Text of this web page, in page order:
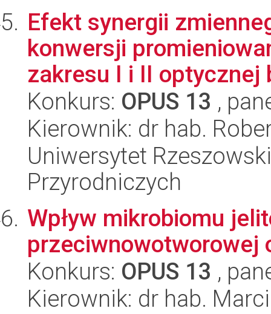
Efekt synergii
konwersji
zakresu I i II optycznej
Konkurs: OPUS 13 ,
Kierownik: dr hab.
Uniwersytet
Przyrodniczych
Wpływ mikrobiomu
przeciwnowotworowej
Konkurs: OPUS 13 ,
Kierownik: dr hab.